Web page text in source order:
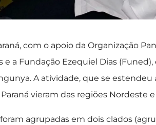
com o apoio da Organização
e a Fundação Ezequiel Dias
A atividade, que se
vieram das regiões Nordeste
agrupadas em dois clados